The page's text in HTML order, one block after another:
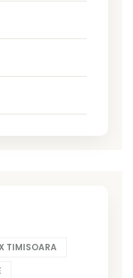
TIMISOARA